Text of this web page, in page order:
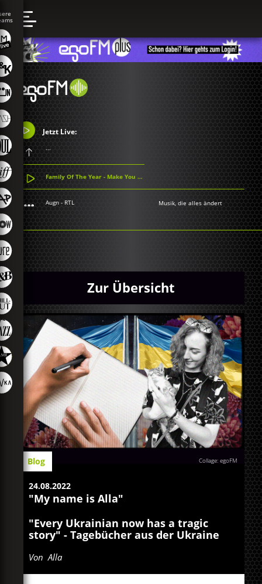
Jetzt Live:
...
Family Of The Year - Make You Mine
Augn - RTL Musik, die alles ändert
Zur Übersicht
Collage: egoFM
Blog
24.08.2022
"My name is Alla"
"Every Ukrainian now has a tragic
story" - Tagebücher aus der Ukraine
Von Alla